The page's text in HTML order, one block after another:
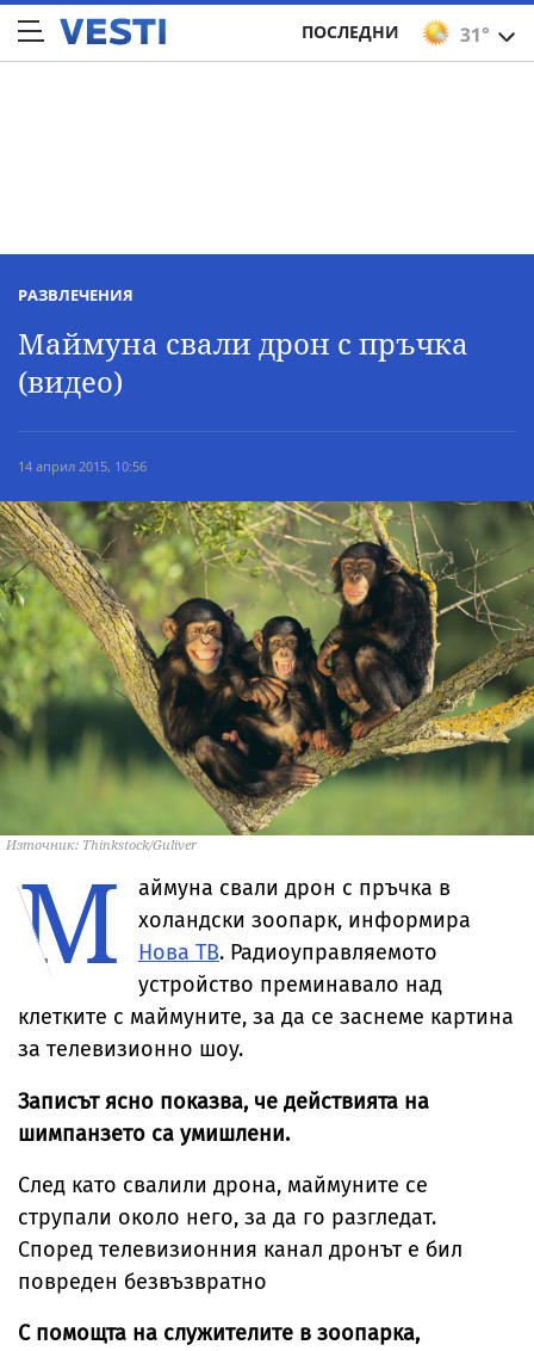
31°
ПОСЛЕДНИ
РАЗВЛЕЧЕНИЯ
Маймуна свали дрон с пръчка
(видео)
14 април 2015, 10:56
Източник: Thinkstock/Guliver
М
аймуна свали дрон с пръчка в
холандски зоопарк, информира
Нова ТВ. Радиоуправляемото
устройство преминавало над
клетките с маймуните, за да се заснеме картина
за телевизионно шоу.
Записът ясно показва, че действията на
шимпанзето са умишлени.
След като свалили дрона, маймуните се
струпали около него, за да го разгледат.
Според телевизионния канал дронът е бил
повреден безвъзвратно
С помощта на служителите в зоопарка,